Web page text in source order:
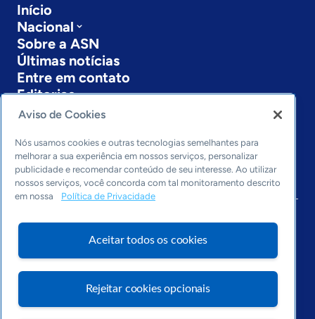
Início
Nacional
Sobre a ASN
Últimas notícias
Entre em contato
Editorias
Economia & Política
Inovação & Tecnologia
Cultura empreendedora
Dados
Arquivo
Aviso de Cookies
Nós usamos cookies e outras tecnologias semelhantes para
melhorar a sua experiência em nossos serviços, personalizar
publicidade e recomendar conteúdo de seu interesse. Ao utilizar
nossos serviços, você concorda com tal monitoramento descrito
em nossa
Política de Privacidade
Aceitar todos os cookies
Rejeitar cookies opcionais